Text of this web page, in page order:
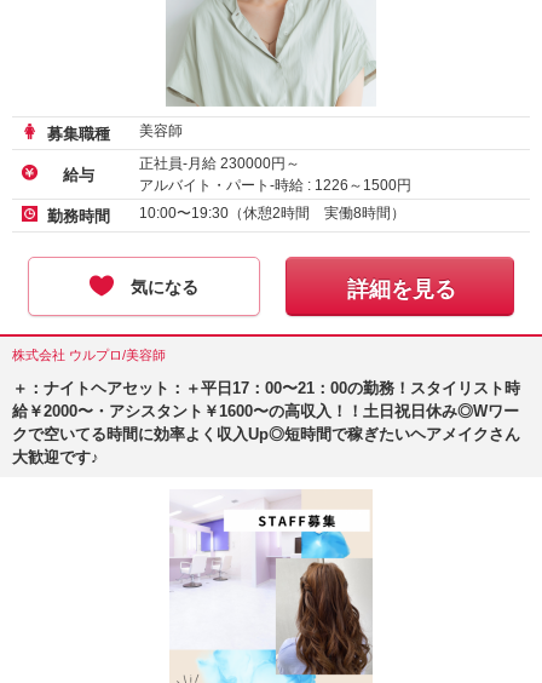
募集職種 美容師
給与
正社員-月給 230000円～
アルバイト・パート-時給 : 1226 ～ 1500円
勤務時間 10:00〜19:30（休憩2時間 実働8時間）
気になる 詳細を見る
株式会社 ウルプロ/美容師
＋：ナイトヘアセット：＋平日17：00〜21：00の勤務！スタイリスト時
給￥2000〜・アシスタント￥1600〜の高収入！！土日祝日休み◎Wワー
クで空いてる時間に効率よく収入Up◎短時間で稼ぎたいヘアメイクさん
大歓迎です♪